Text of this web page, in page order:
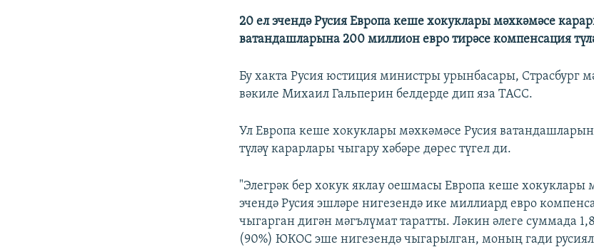
20 ел эчендә Русия Европа кеше хокуклары мәхкәмәсе
ватандашларына 200 миллион евро тирәсе компенсация
Бу хакта Русия юстиция министры урынбасары, Страсбург
вәкиле Михаил Гальперин белдерде дип яза ТАСС.
Ул Европа кеше хокуклары мәхкәмәсе Русия
түләү карарлары чыгару хәбәре дөрес түгел ди.
"Элегрәк бер хокук яклау оешмасы Европа кеше хокуклары
эчендә Русия эшләре нигезендә ике миллиард евро
чыгарган дигән мәгълүмат таратты. Ләкин әлеге суммада
(90%) ЮКОС эше нигезендә чыгарылган, моның гади